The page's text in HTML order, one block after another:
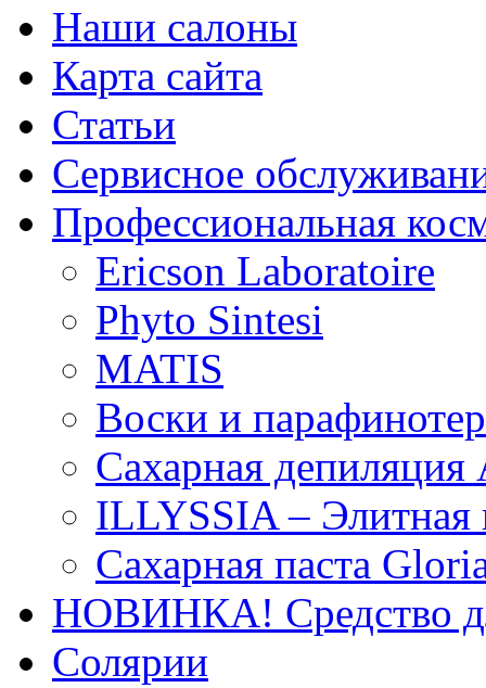
Наши салоны
Карта сайта
Статьи
Сервисное
Профессиональная
Ericson Laboratoire
Phyto Sintesi
MATIS
Воски и
Сахарная депиляция
ILLYSSIA – Элитная
Сахарная паста
НОВИНКА! Средство
Солярии